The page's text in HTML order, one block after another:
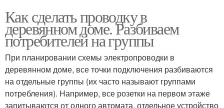
Как сделать проводку в
деревянном доме. Разбиваем
потребителей на группы
При планировании схемы электропроводки в
деревянном доме, все точки подключения разбиваются
на отдельные группы (их часто называют группами
потребления). Например, все розетки на первом этаже
запитываются от одного автомата, отдельное устройство